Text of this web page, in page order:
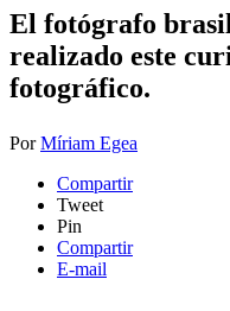
El fotógrafo
realizado este
fotográfico.
PorMíriam Egea
Compartir
Tweet
Pin
Compartir
E-mail